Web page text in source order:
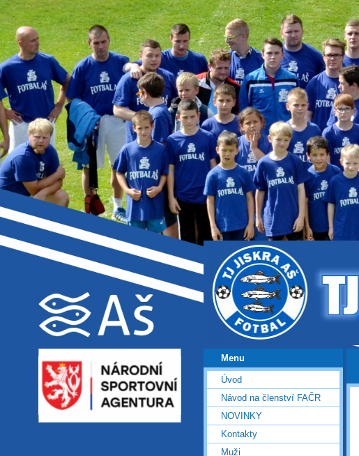
Menu
Úvod
Návod na členství FAČR
NOVINKY
Kontakty
Muži